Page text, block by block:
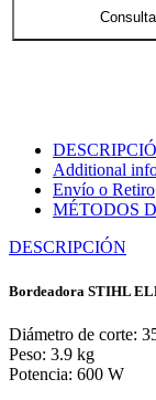
Additional
Envío o Retiro
MÉTODOS
DESCRIPCIÓN
Bordeadora STIHL
Diámetro de corte:
Peso: 3.9 kg
Potencia: 600 W